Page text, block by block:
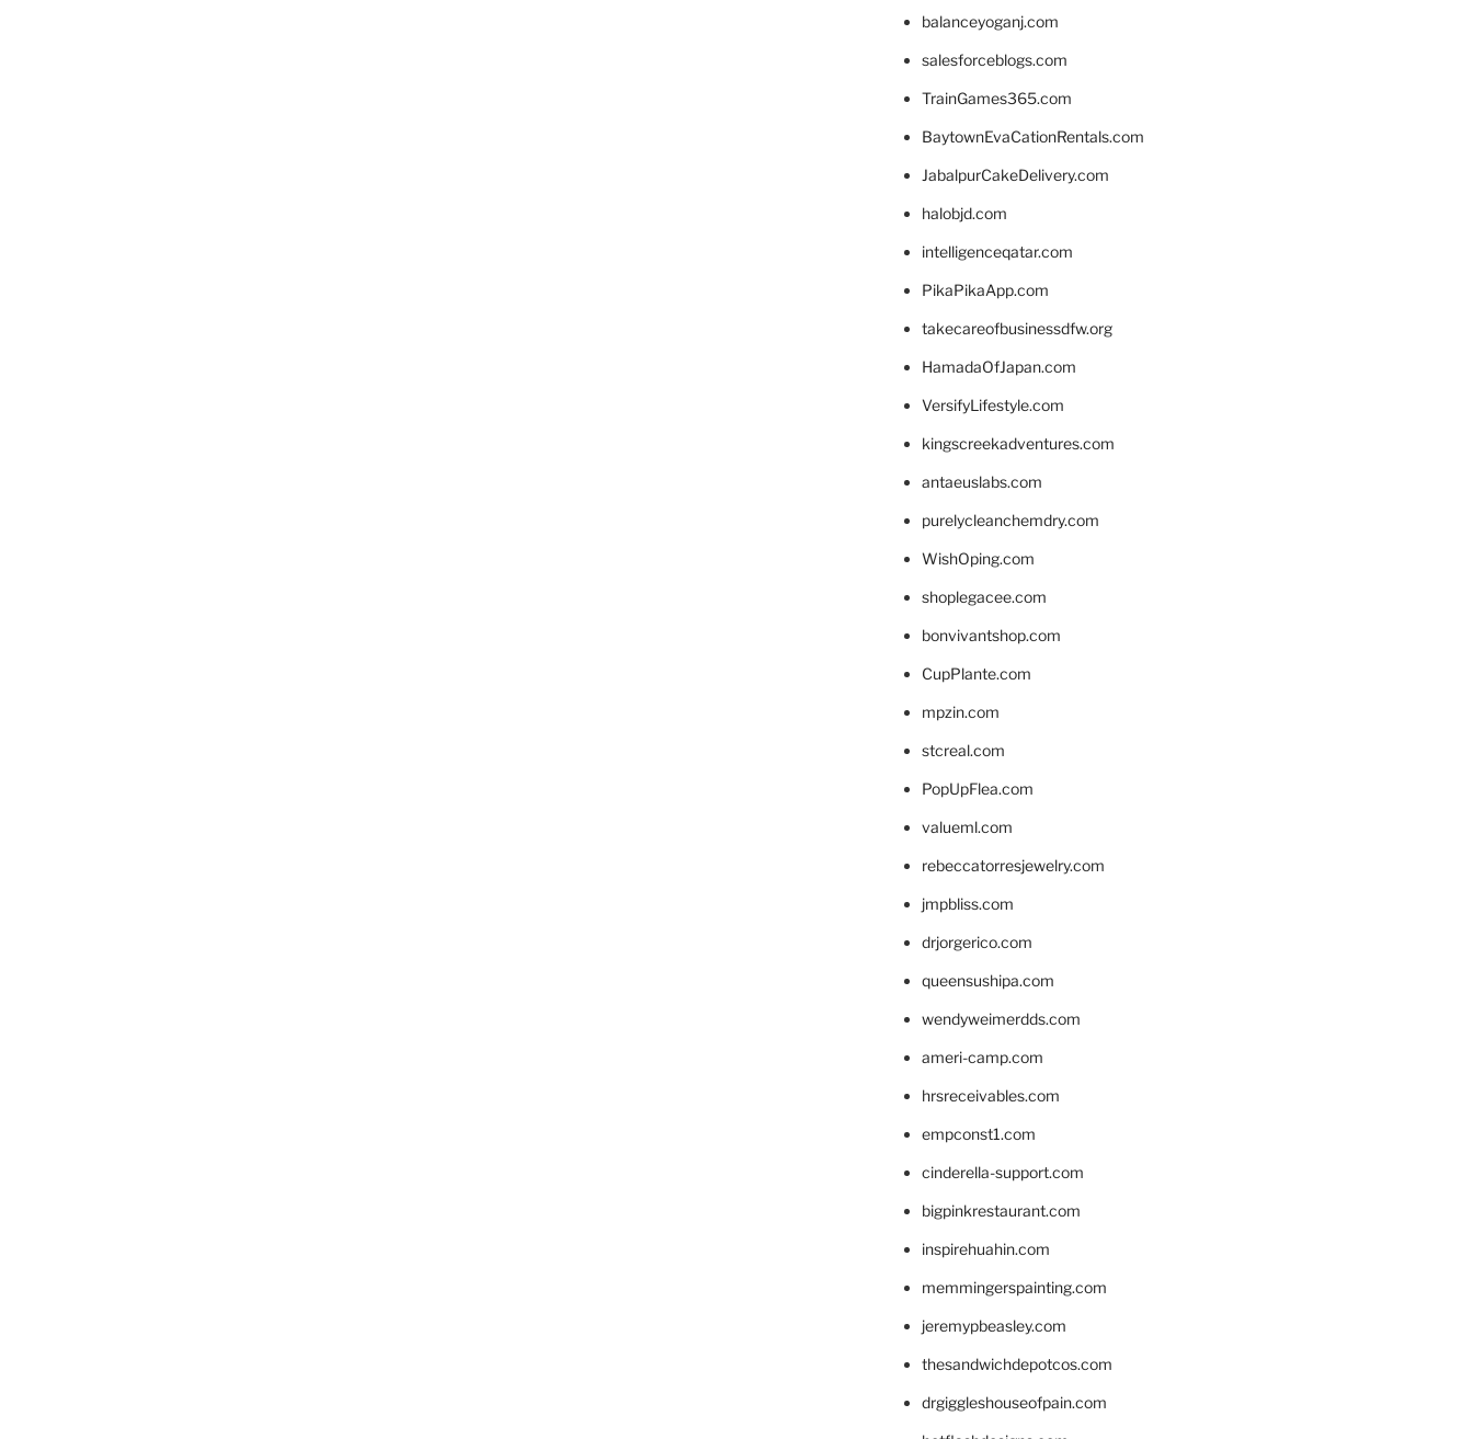
balanceyoganj.com
salesforceblogs.com
TrainGames365.com
BaytownEvaCationRentals.com
JabalpurCakeDelivery.com
halobjd.com
intelligenceqatar.com
PikaPikaApp.com
takecareofbusinessdfw.org
HamadaOfJapan.com
VersifyLifestyle.com
kingscreekadventures.com
antaeuslabs.com
purelycleanchemdry.com
WishOping.com
shoplegacee.com
bonvivantshop.com
CupPlante.com
mpzin.com
stcreal.com
PopUpFlea.com
valueml.com
rebeccatorresjewelry.com
jmpbliss.com
drjorgerico.com
queensushipa.com
wendyweimerdds.com
ameri-camp.com
hrsreceivables.com
empconst1.com
cinderella-support.com
bigpinkrestaurant.com
inspirehuahin.com
memmingerspainting.com
jeremypbeasley.com
thesandwichdepotcos.com
drgiggleshouseofpain.com